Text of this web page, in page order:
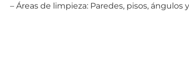
– Áreas de limpieza: Paredes, pisos, ángulos